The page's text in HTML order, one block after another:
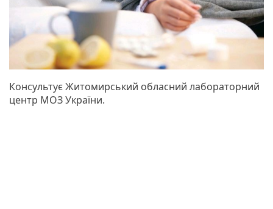
Консультує Житомирський обласний лабораторний
центр МОЗ України.